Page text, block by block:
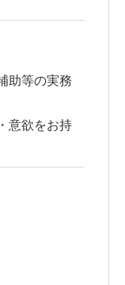
助等の実務
意欲をお持